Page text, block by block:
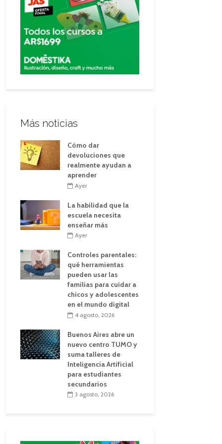
Más noticias
Cómo dar
devoluciones que
realmente ayudan a
aprender
Ayer
La habilidad que la
escuela necesita
enseñar más
Ayer
Controles parentales:
qué herramientas
pueden usar las
familias para cuidar a
chicos y adolescentes
en el mundo digital
4 agosto, 2026
Buenos Aires abre un
nuevo centro TUMO y
suma talleres de
Inteligencia Artificial
para estudiantes
secundarios
3 agosto, 2026